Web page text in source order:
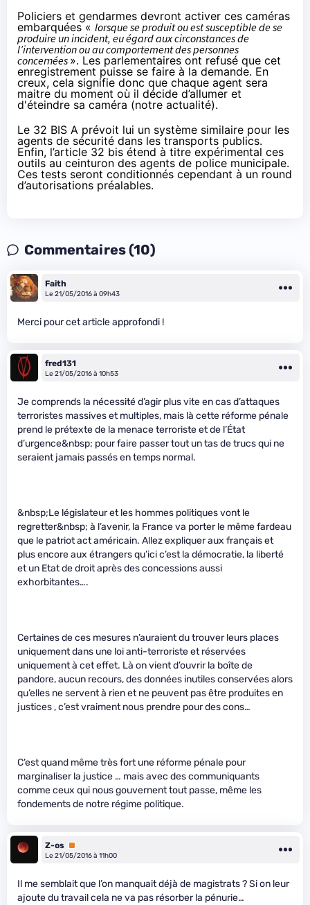
Policiers et gendarmes devront activer ces caméras
embarquées « lorsque se produit ou est susceptible de se
produire un incident, eu égard aux circonstances de
l’intervention ou au comportement des personnes
concernées ». Les parlementaires ont refusé que cet
enregistrement puisse se faire à la demande. En
creux, cela signifie donc que chaque agent sera
maitre du moment où il décide d’allumer et
d'éteindre sa caméra (notre actualité).
Le 32 BIS A prévoit lui un système similaire pour les
agents de sécurité dans les transports publics.
Enfin, l’article 32 bis étend à titre expérimental ces
outils au ceinturon des agents de police municipale.
Ces tests seront conditionnés cependant à un round
d’autorisations préalables.
Commentaires (10)
Faith
Le 21/05/2016 à 09h43
Merci pour cet article approfondi !
fred131
Le 21/05/2016 à 10h53
Je comprends la nécessité d’agir plus vite en cas d’attaques
terroristes massives et multiples, mais là cette réforme pénale
prend le prétexte de la menace terroriste et de l’État
d’urgence&nbsp; pour faire passer tout un tas de trucs qui ne
seraient jamais passés en temps normal.
&nbsp;Le législateur et les hommes politiques vont le
regretter&nbsp; à l’avenir, la France va porter le même fardeau
que le patriot act américain. Allez expliquer aux français et
plus encore aux étrangers qu’ici c’est la démocratie, la liberté
et un Etat de droit après des concessions aussi
exhorbitantes….
Certaines de ces mesures n’auraient du trouver leurs places
uniquement dans une loi anti-terroriste et réservées
uniquement à cet effet. Là on vient d’ouvrir la boîte de
pandore, aucun recours, des données inutiles conservées alors
qu’elles ne servent à rien et ne peuvent pas être produites en
justices , c’est vraiment nous prendre pour des cons…
C’est quand même très fort une réforme pénale pour
marginaliser la justice … mais avec des communiquants
comme ceux qui nous gouvernent tout passe, même les
fondements de notre régime politique.
Z-os Premium
Le 21/05/2016 à 11h00
Il me semblait que l’on manquait déjà de magistrats ? Si on leur
ajoute du travail cela ne va pas résorber la pénurie…